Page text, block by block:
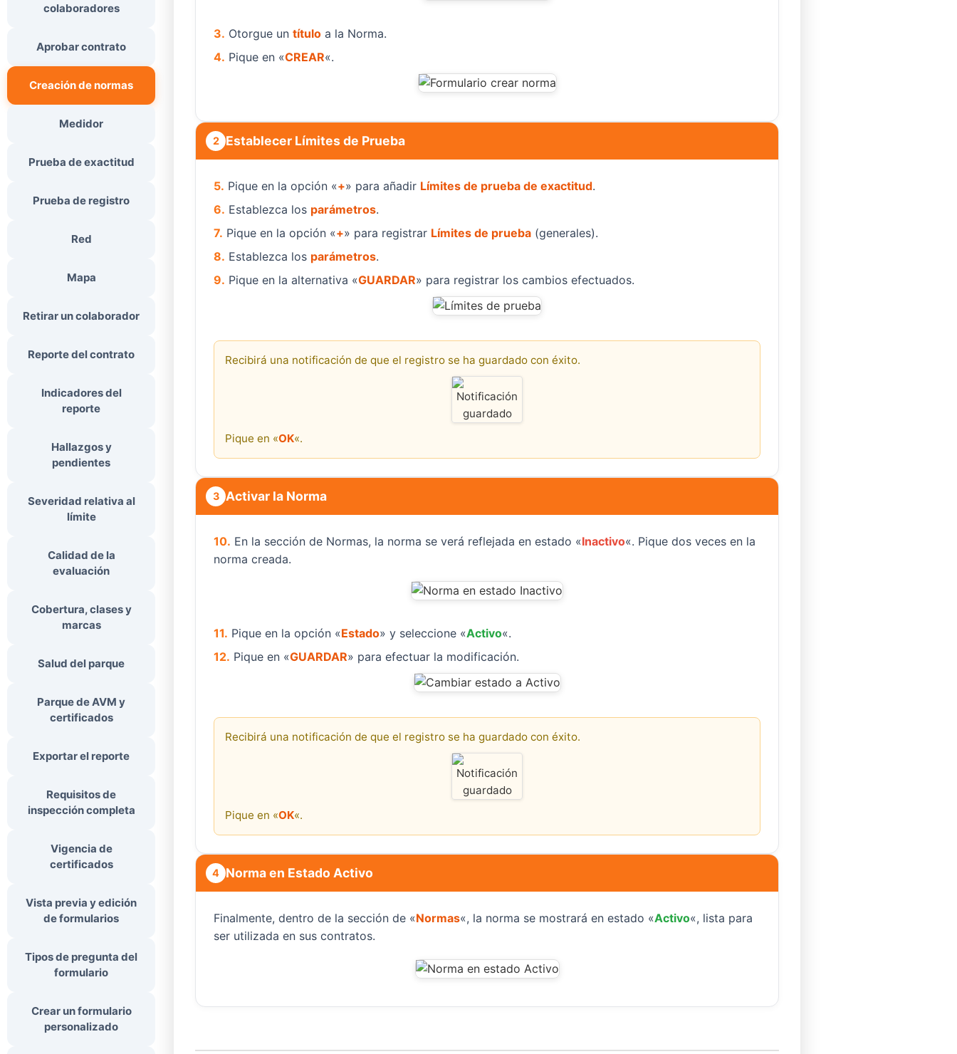
colaboradores
Aprobar contrato
Creación de normas
Medidor
Prueba de exactitud
Prueba de registro
Red
Mapa
Retirar un colaborador
Reporte del contrato
Indicadores del
reporte
Hallazgos y
pendientes
Severidad relativa al
límite
Calidad de la
evaluación
Cobertura, clases y
marcas
Salud del parque
Parque de AVM y
certificados
Exportar el reporte
Requisitos de
inspección completa
Vigencia de
certificados
Vista previa y edición
de formularios
Tipos de pregunta del
formulario
Crear un formulario
personalizado
3. Otorgue un título a la Norma.
4. Pique en «CREAR«.
2 Establecer Límites de Prueba
5. Pique en la opción «+» para añadir Límites de prueba de exactitud.
6. Establezca los parámetros.
7. Pique en la opción «+» para registrar Límites de prueba (generales).
8. Establezca los parámetros.
9. Pique en la alternativa «GUARDAR» para registrar los cambios efectuados.
Recibirá una notificación de que el registro se ha guardado con éxito.
Pique en «OK«.
3 Activar la Norma
10. En la sección de Normas, la norma se verá reflejada en estado «Inactivo«. Pique dos veces en la
norma creada.
11. Pique en la opción «Estado» y seleccione «Activo«.
12. Pique en «GUARDAR» para efectuar la modificación.
Recibirá una notificación de que el registro se ha guardado con éxito.
Pique en «OK«.
4 Norma en Estado Activo
Finalmente, dentro de la sección de «Normas«, la norma se mostrará en estado «Activo«, lista para
ser utilizada en sus contratos.